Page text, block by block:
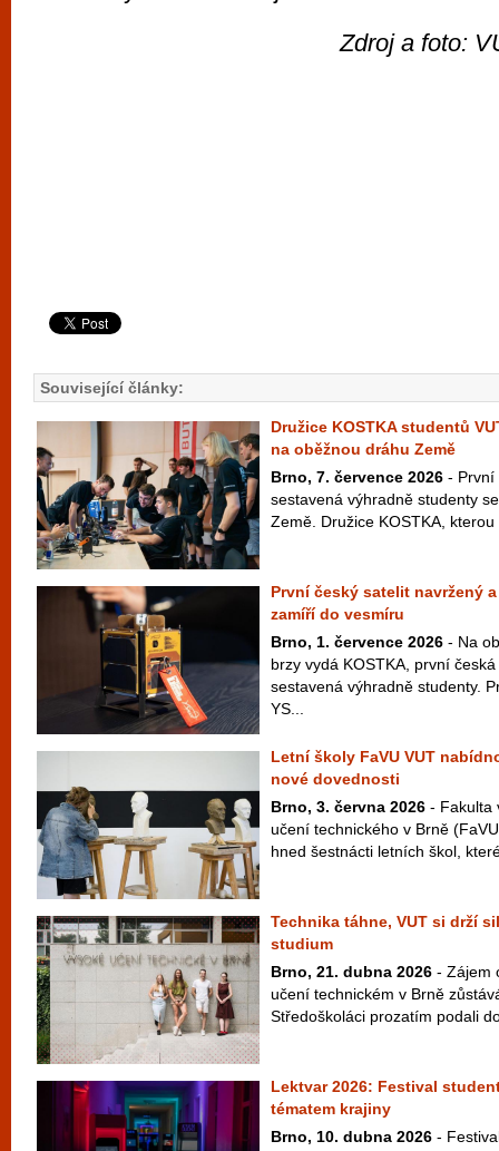
Zdroj a foto:
Související články:
Družice KOSTKA studentů
na oběžnou dráhu Země
Brno, 7. července 2026 - První
sestavená výhradně studenty
Země. Družice KOSTKA,
První český satelit navržený
zamíří do vesmíru
Brno, 1. července 2026 - Na
brzy vydá KOSTKA, první
sestavená výhradně studenty.
YS...
Letní školy FaVU VUT
nové dovednosti
Brno, 3. června 2026 - Fakulta
učení technického v Brně
hned šestnácti letních škol,
Technika táhne, VUT si drží
studium
Brno, 21. dubna 2026 - Zájem
učení technickém v Brně
Středoškoláci prozatím podali
Lektvar 2026: Festival
tématem krajiny
Brno, 10. dubna 2026 -